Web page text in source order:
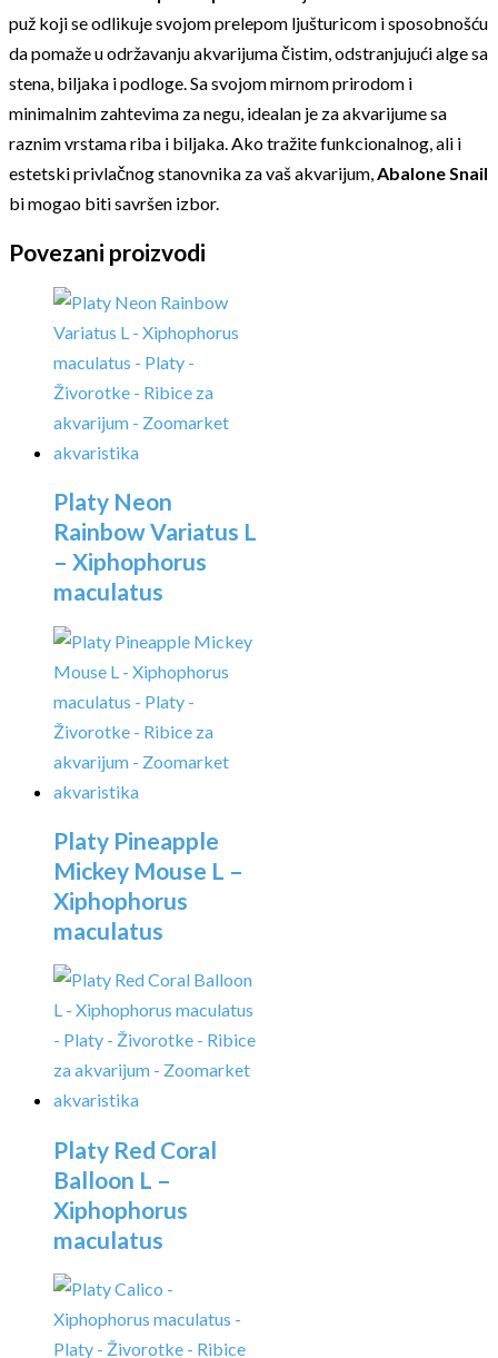
puž koji se odlikuje svojom prelepom ljušturicom i sposobnošću
da pomaže u održavanju akvarijuma čistim, odstranjujući alge sa
stena, biljaka i podloge. Sa svojom mirnom prirodom i
minimalnim zahtevima za negu, idealan je za akvarijume sa
raznim vrstama riba i biljaka. Ako tražite funkcionalnog, ali i
estetski privlačnog stanovnika za vaš akvarijum,Abalone Snail
bi mogao biti savršen izbor.
Povezani proizvodi
Platy Neon
Rainbow Variatus L
– Xiphophorus
maculatus
Platy Pineapple
Mickey Mouse L –
Xiphophorus
maculatus
Platy Red Coral
Balloon L –
Xiphophorus
maculatus